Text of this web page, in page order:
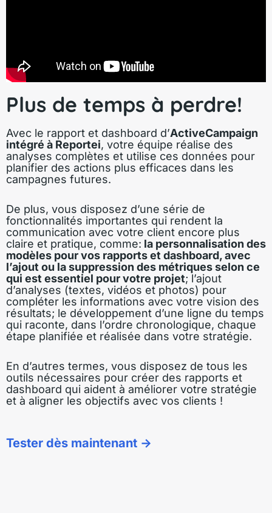
Plus de temps à perdre!
Avec le rapport et dashboard d’ActiveCampaign
intégré à Reportei, votre équipe réalise des
analyses complètes et utilise ces données pour
planifier des actions plus efficaces dans les
campagnes futures.
De plus, vous disposez d’une série de
fonctionnalités importantes qui rendent la
communication avec votre client encore plus
claire et pratique, comme: la personnalisation des
modèles pour vos rapports et dashboard, avec
l’ajout ou la suppression des métriques selon ce
qui est essentiel pour votre projet; l’ajout
d’analyses (textes, vidéos et photos) pour
compléter les informations avec votre vision des
résultats; le développement d’une ligne du temps
qui raconte, dans l’ordre chronologique, chaque
étape planifiée et réalisée dans votre stratégie.
En d’autres termes, vous disposez de tous les
outils nécessaires pour créer des rapports et
dashboard qui aident à améliorer votre stratégie
et à aligner les objectifs avec vos clients !
Tester dès maintenant ->